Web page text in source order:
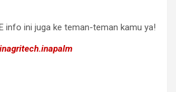
info ini juga ke teman-teman kamu ya!